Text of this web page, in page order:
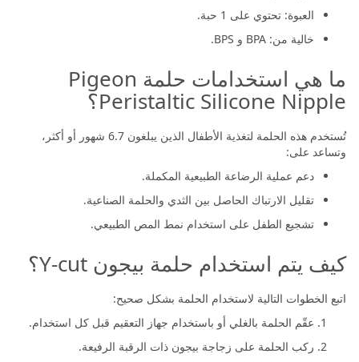
العبوة: تحتوي على 1 حبة.
خالية من: BPA و BPS.
ما هي استخدامات حلمة Pigeon
Peristaltic Silicone Nipple؟
تُستخدم هذه الحلمة لتغذية الأطفال الذين يبلغون 6.7 شهور أو أكثر،
وتساعد على:
دعم عملية الرضاعة الطبيعية المكملة.
تقليل الارتباك الحاصل بين الثدي والحلمة الصناعية.
تشجيع الطفل على استخدام نمط المص الطبيعي.
كيف يتم استخدام حلمة بيجون Y-cut؟
اتبع الخطوات التالية لاستخدام الحلمة بشكل صحيح:
عقّم الحلمة بالغلي أو باستخدام جهاز التعقيم قبل كل استخدام.
ركب الحلمة على زجاجة بيجون ذات الرقبة الرفيعة.